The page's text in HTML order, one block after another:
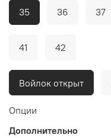
35 36 37
41 42
Войлок открыт
Опции
Дополнительно